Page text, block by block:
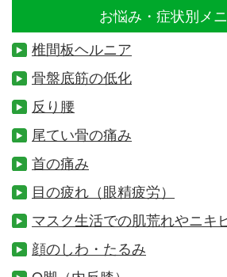
お悩み・症状別メ
椎間板ヘルニア
骨盤底筋の低化
反り腰
尾てい骨の痛み
首の痛み
目の疲れ（眼精疲労）
マスク生活での肌荒れやニキ
顔のしわ・たるみ